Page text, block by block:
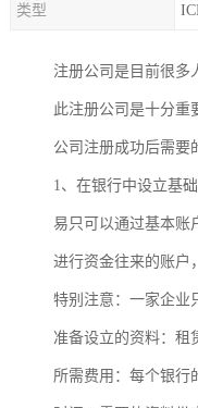
类型
注册公司是目前很多
此注册公司是十分重
公司注册成功后需
1、在银行中设立基
易只可以通过基本账
进行资金往来的账户
特别注意：一家企业
准备设立的资料：
所需费用：每个银行